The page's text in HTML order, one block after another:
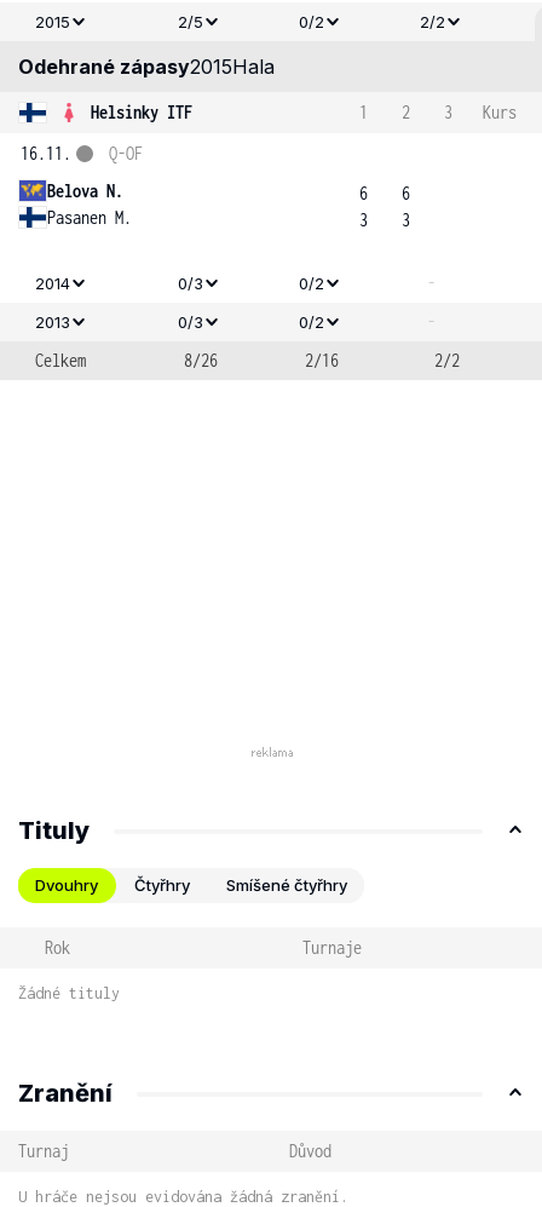
2015
2/5 0/2 2/2
Odehrané zápasy2015Hala
Helsinky ITF 1 2 3
Kurs
16.11.
Belova N.
Pasanen M.
Q-OF
6
3
6
3
2014 0/3 0/2 -
2013 0/3 0/2
-
Celkem
8/26 2/16 2/2
Tituly
Dvouhry Čtyřhry Smíšené čtyřhry
Rok Turnaje
Žádné tituly
Zranění
Turnaj Důvod
U hráče nejsou evidována žádná zranění.